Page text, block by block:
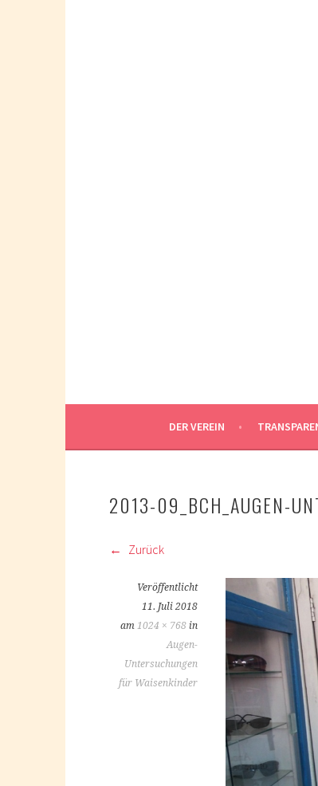
DER VEREIN
2013-09_BCH_AUGEN-
Zurück
Veröffentlicht
11. Juli 2018
am 1024 × 768 in
Augen-
Untersuchungen
für Waisenkinder